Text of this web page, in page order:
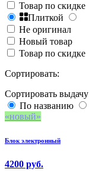
Товар по скидке
Плиткой
Не оригинал
Новый товар
Товар по скидке
Сортировать:
Сортировать выдачу
По названию
новый
Блок электронный
4200 руб.